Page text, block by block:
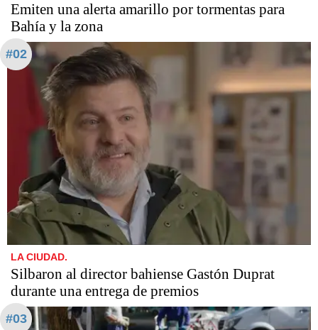
Emiten una alerta amarillo por tormentas para
Bahía y la zona
#02
LA CIUDAD.
Silbaron al director bahiense Gastón Duprat
durante una entrega de premios
#03